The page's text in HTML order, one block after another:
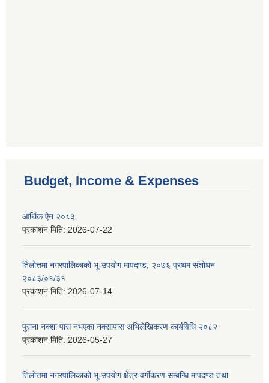
Budget, Income & Expenses
आर्थिक ऐन २०८३
प्रकाशन मिति: 2026-07-22
तिलोत्तमा नगरपालिकाको भू-उपयोग मापदण्ड, २०७६ प्रथम संशोधन
२०८३/०१/३१
प्रकाशन मिति: 2026-07-14
पुराना नक्शा पास नभएका नक्सापास अभिलेखिकरण कार्यविधि २०८२
प्रकाशन मिति: 2026-05-27
तिलोत्तमा नगरपालिकाको भू-उपयोग क्षेत्र वर्गीकरण सम्बन्धि मापदण्ड तथा